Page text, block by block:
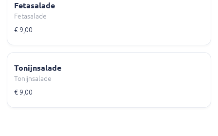
Fetasalade
Fetasalade
€ 9,00
Tonijnsalade
Tonijnsalade
€ 9,00